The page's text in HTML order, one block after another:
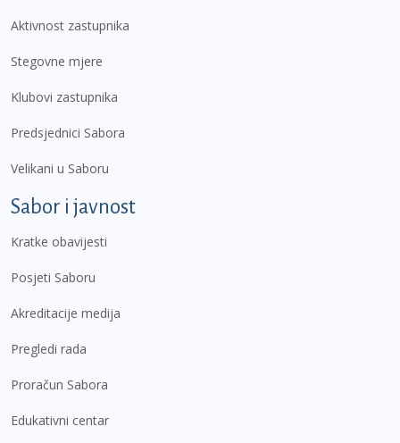
Aktivnost zastupnika
Stegovne mjere
Klubovi zastupnika
Predsjednici Sabora
Velikani u Saboru
Sabor i javnost
Kratke obavijesti
Posjeti Saboru
Akreditacije medija
Pregledi rada
Proračun Sabora
Edukativni centar